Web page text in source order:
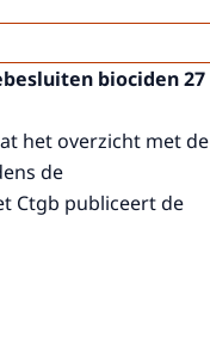
biociden 27
het overzicht met de
de
Ctgb publiceert de